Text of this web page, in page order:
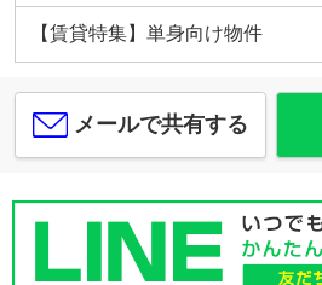
【賃貸特集】単身向け物件
メールで共有する